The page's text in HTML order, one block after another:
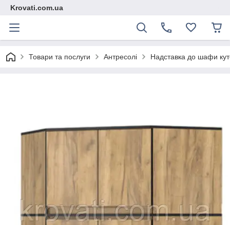
Krovati.com.ua
Товари та послуги Антресолі Надставка до шафи